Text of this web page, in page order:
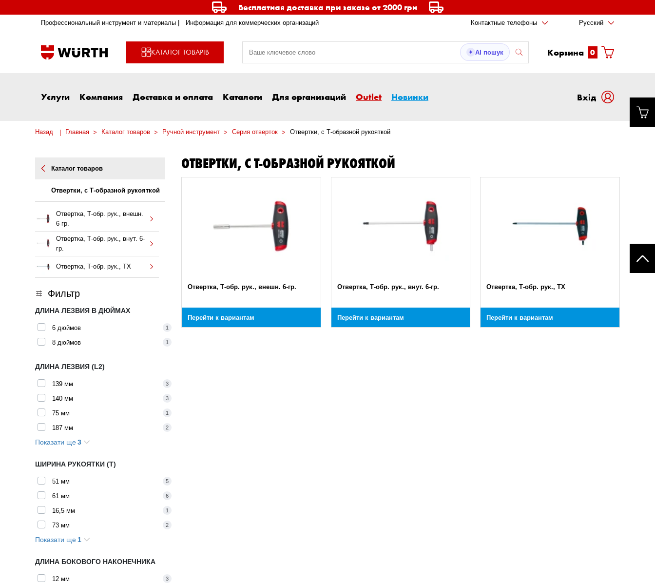
Бесплатная доставка при заказе от 2000 грн
Профессиональный инструмент и материалы | Информация для коммерческих организаций Контактные телефоны Русский
КАТАЛОГ ТОВАРІВ ✦ AI пошук Корзина 0
Услуги Компания Доставка и оплата Каталоги Для организаций Outlet Новинки Вxід
Назад Главная Каталог товаров Ручной инструмент Серия отверток Отвертки, с Т-образной рукояткой
Каталог товаров
Отвертки, с Т-образной рукояткой
Отвертка, Т-обр. рук., внешн.
6-гр.
Отвертка, Т-обр. рук., внут. 6-
гр.
Отвертка, Т-обр. рук., TX
Фильтр
ДЛИНА ЛЕЗВИЯ В ДЮЙМАХ
6 дюймов 1
8 дюймов 1
ДЛИНА ЛЕЗВИЯ (L2)
139 мм 3
140 мм 3
75 мм 1
187 мм 2
195 мм
Показати ще3
ШИРИНА РУКОЯТКИ (T)
51 мм 5
61 мм 6
16,5 мм 1
73 мм 2
23,5 мм
Показати ще 1
ДЛИНА БОКОВОГО НАКОНЕЧНИКА
12 мм 3
ОТВЕРТКИ, С Т-ОБРАЗНОЙ РУКОЯТКОЙ
Отвертка, Т-обр. рук., внешн. 6-гр.
Перейти к вариантам
Отвертка, Т-обр. рук., внут. 6-гр.
Перейти к вариантам
Отвертка, Т-обр. рук., TX
Перейти к вариантам